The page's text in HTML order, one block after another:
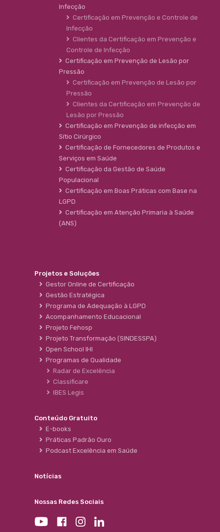
Infecção
Certificação em Prevenção e Controle de
Infecção
Clientes da Certificação em Prevenção e
Controle de Infecção
Certificação em Prevenção de Lesão por
Pressão
Certificação em Prevenção de Lesão por
Pressão
Clientes da Certificação em Prevenção de
Lesão por Pressão
Certificação em Prevenção de infecção em
Sítio Cirúrgico
Certificação de Fornecedores de Produtos e
Serviços em Saúde
Certificação da Gestão de Saúde
Populacional
Certificação em Boas Práticas com Base na
LGPD
Certificação em Atenção Primaria à Saúde
(ANS)
Projetos e Soluções
Gestor Online de Certificação
Gestão Estratégica
Programa de Adequação à LGPD
Acompanhamento Educacional
Projeto Fehosp
Projeto Transformação (SINDESSPA)
Open School IHI
Programas de Qualidade
Radar de Excelência
Classificare
IBES Legis
Conteúdo Gratuito
E-books
Práticas Padrão Ouro
Podcast Excelência em Saúde
Notícias
Nossas Redes Sociais